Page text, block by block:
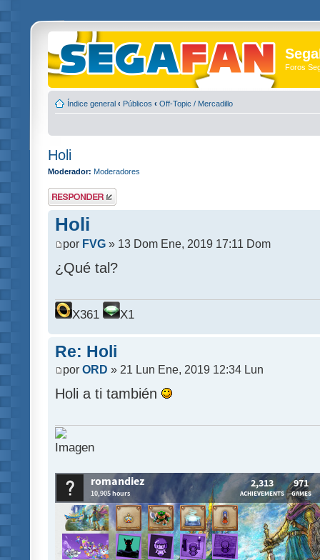
Foros
Índice general ‹ Públicos ‹ Off-Topic / Mercadillo
Holi
Moderador: Moderadores
Publicar una
respuesta
Holi
por FVG » 13 Dom Ene, 2019 17:11 Dom
¿Qué tal?
X361 X1
Re: Holi
por ORD » 21 Lun Ene, 2019 12:34 Lun
Holi a ti también